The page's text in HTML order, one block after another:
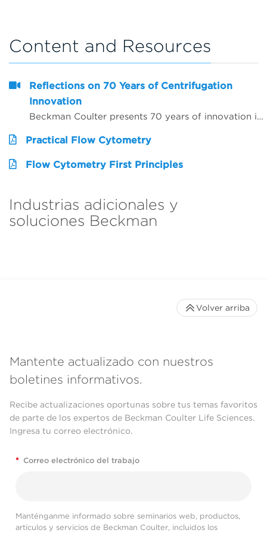
Content and Resources
Reflections on 70 Years of Centrifugation
Innovation
Beckman Coulter presents 70 years of innovation in centrifugation from the perspective of 4 customers from around the world. Hear from Dr. Matt Perugini in Melbourne, Australia, Dr. Yuji Kobayashi in Osaka, Japan, Pert Kalmikov in Moscow, Russia, and&nbsp;Dr. Ashutosh Kumar in Mumbai, India.&nbsp;
Practical Flow Cytometry
Flow Cytometry First Principles
Industrias adicionales y
soluciones Beckman
Mantente actualizado con nuestros
boletines informativos.
Recibe actualizaciones oportunas sobre tus temas favoritos
de parte de los expertos de Beckman Coulter Life Sciences.
Ingresa tu correo electrónico.
* Correo electrónico del trabajo
Manténganme informado sobre seminarios web, productos,
artículos y servicios de Beckman Coulter, incluidos los
Volver arriba